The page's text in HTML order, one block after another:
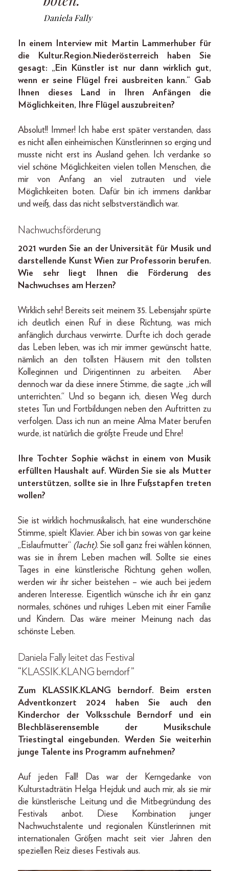
Daniela Fally
In einem Interview mit Martin Lammerhuber für
die Kultur.Region.Niederösterreich haben Sie
gesagt: „Ein Künstler ist nur dann wirklich gut,
wenn er seine Flügel frei ausbreiten kann.“ Gab
Ihnen dieses Land in Ihren Anfängen die
Möglichkeiten, Ihre Flügel auszubreiten?
Absolut!! Immer! Ich habe erst später verstanden, dass
es nicht allen einheimischen Künstlerinnen so erging und
musste nicht erst ins Ausland gehen. Ich verdanke so
viel schöne Möglichkeiten vielen tollen Menschen, die
mir von Anfang an viel zutrauten und viele
Möglichkeiten boten. Dafür bin ich immens dankbar
und weiß, dass das nicht selbstverständlich war.
Nachwuchsförderung
2021 wurden Sie an der Universität für Musik und
darstellende Kunst Wien zur Professorin berufen.
Wie sehr liegt Ihnen die Förderung des
Nachwuchses am Herzen?
Wirklich sehr! Bereits seit meinem 35. Lebensjahr spürte
ich deutlich einen Ruf in diese Richtung, was mich
anfänglich durchaus verwirrte. Durfte ich doch gerade
das Leben leben, was ich mir immer gewünscht hatte,
nämlich an den tollsten Häusern mit den tollsten
Kolleginnen und Dirigentinnen zu arbeiten. Aber
dennoch war da diese innere Stimme, die sagte „ich will
unterrichten.“ Und so begann ich, diesen Weg durch
stetes Tun und Fortbildungen neben den Auftritten zu
verfolgen. Dass ich nun an meine Alma Mater berufen
wurde, ist natürlich die größte Freude und Ehre!
Ihre Tochter Sophie wächst in einem von Musik
erfüllten Haushalt auf. Würden Sie sie als Mutter
unterstützen, sollte sie in Ihre Fußstapfen treten
wollen?
Sie ist wirklich hochmusikalisch, hat eine wunderschöne
Stimme, spielt Klavier. Aber ich bin sowas von gar keine
„Eislaufmutter“ (lacht). Sie soll ganz frei wählen können,
was sie in ihrem Leben machen will. Sollte sie eines
Tages in eine künstlerische Richtung gehen wollen,
werden wir ihr sicher beistehen – wie auch bei jedem
anderen Interesse. Eigentlich wünsche ich ihr ein ganz
normales, schönes und ruhiges Leben mit einer Familie
und Kindern. Das wäre meiner Meinung nach das
schönste Leben.
Daniela Fally leitet das Festival
“KLASSIK.KLANG berndorf”
Zum KLASSIK.KLANG berndorf. Beim ersten
Adventkonzert 2024 haben Sie auch den
Kinderchor der Volksschule Berndorf und ein
Blechbläserensemble der Musikschule
Triestingtal eingebunden. Werden Sie weiterhin
junge Talente ins Programm aufnehmen?
Auf jeden Fall! Das war der Kerngedanke von
Kulturstadträtin Helga Hejduk und auch mir, als sie mir
die künstlerische Leitung und die Mitbegründung des
Festivals anbot. Diese Kombination junger
Nachwuchstalente und regionalen Künstlerinnen mit
internationalen Größen macht seit vier Jahren den
speziellen Reiz dieses Festivals aus.